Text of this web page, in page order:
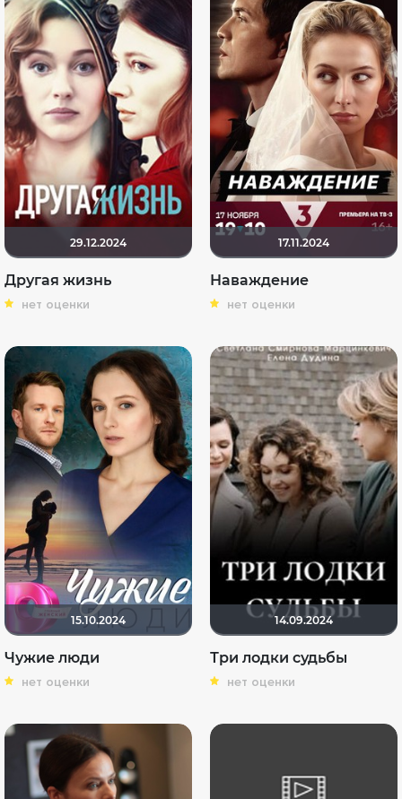
29.12.2024
Другая жизнь
нет оценки
17.11.2024
Наваждение
нет оценки
15.10.2024
Чужие люди
нет оценки
14.09.2024
Три лодки судьбы
нет оценки